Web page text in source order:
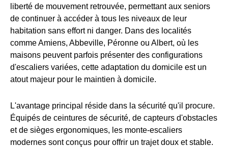
liberté de mouvement retrouvée, permettant aux seniors
de continuer à accéder à tous les niveaux de leur
habitation sans effort ni danger. Dans des localités
comme Amiens, Abbeville, Péronne ou Albert, où les
maisons peuvent parfois présenter des configurations
d'escaliers variées, cette adaptation du domicile est un
atout majeur pour le maintien à domicile.
L'avantage principal réside dans la sécurité qu'il procure.
Équipés de ceintures de sécurité, de capteurs d'obstacles
et de sièges ergonomiques, les monte-escaliers
modernes sont conçus pour offrir un trajet doux et stable.